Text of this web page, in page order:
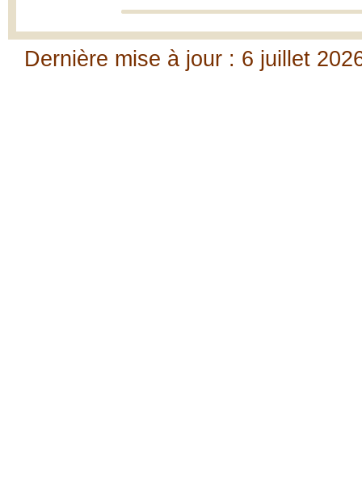
Dernière mise à jour : 6 juillet